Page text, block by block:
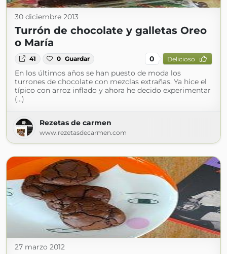
30 diciembre 2013
Turrón de chocolate y galletas Oreo
o María
41 0 Guardar 0 Delicioso
En los últimos años se han puesto de moda los
turrones de chocolate con mezclas extrañas. Ya hice el
típico con arroz inflado y ahora he decido experimentar
(...)
Rezetas de carmen
www.rezetasdecarmen.com
27 marzo 2012